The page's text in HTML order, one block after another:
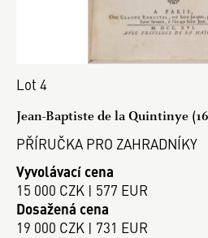
Lot 4
Jean-Baptiste de la Quintinye
PŘÍRUČKA PRO ZAHRADNÍKY
Vyvolávací cena
15 000 CZK | 577 EUR
Dosažená cena
19 000 CZK | 731 EUR